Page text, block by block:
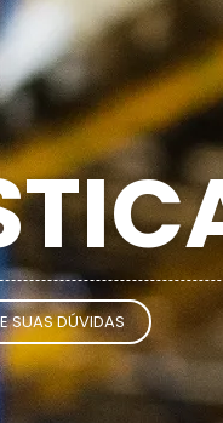
SUAS DÚVIDAS